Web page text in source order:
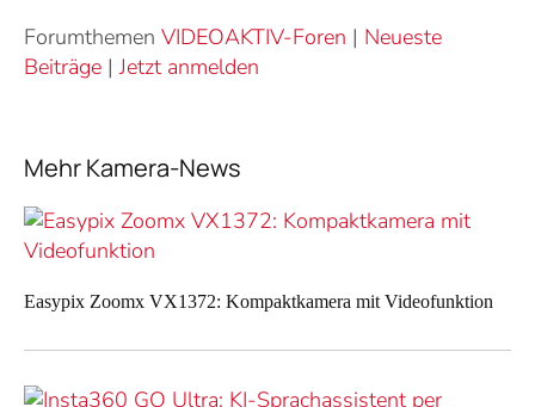
Forumthemen VIDEOAKTIV-Foren | Neueste
Beiträge |Jetzt anmelden
Mehr Kamera-News
Easypix Zoomx VX1372: Kompaktkamera mit Videofunktion